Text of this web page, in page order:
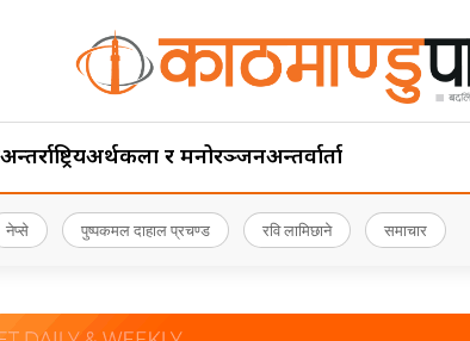
अन्तर्राष्ट्रियअर्थकला र मनोरञ्जनअन्तर्वार्ता
नेप्से पुष्पकमल दाहाल प्रचण्ड रवि लामिछाने समाचार